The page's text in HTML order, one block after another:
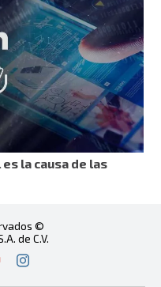
la causa de las
©
de C.V.